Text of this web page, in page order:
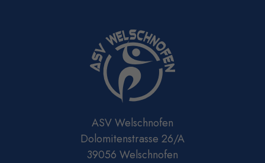
ASV Welschnofen
Dolomitenstrasse 26/A
39056 Welschnofen